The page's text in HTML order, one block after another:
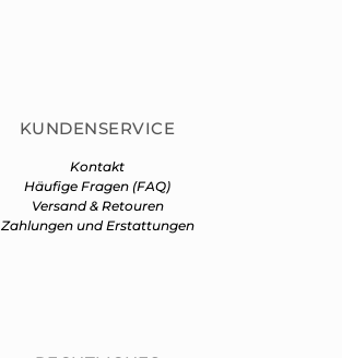
KUNDENSERVICE
Kontakt
Häufige Fragen (FAQ)
Versand & Retouren
Zahlungen und Erstattungen